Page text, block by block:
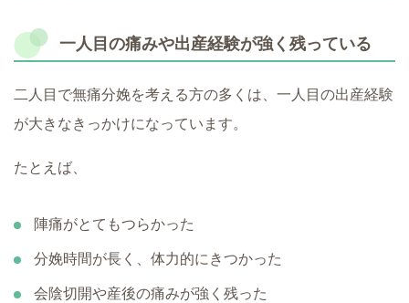
一人目の痛みや出産経験が強く残っている
二人目で無痛分娩を考える方の多くは、一人目の出産経験
が大きなきっかけになっています。
たとえば、
陣痛がとてもつらかった
分娩時間が長く、体力的にきつかった
会陰切開や産後の痛みが強く残った